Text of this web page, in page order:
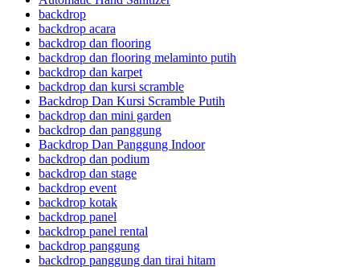
backdrop
backdrop acara
backdrop dan flooring
backdrop dan flooring melaminto putih
backdrop dan karpet
backdrop dan kursi scramble
Backdrop Dan Kursi Scramble Putih
backdrop dan mini garden
backdrop dan panggung
Backdrop Dan Panggung Indoor
backdrop dan podium
backdrop dan stage
backdrop event
backdrop kotak
backdrop panel
backdrop panel rental
backdrop panggung
backdrop panggung dan tirai hitam